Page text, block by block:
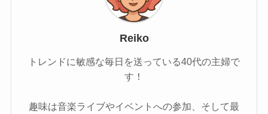
Reiko
トレンドに敏感な毎日を送っている40代の主婦で
す！
趣味は音楽ライブやイベントへの参加、そして最